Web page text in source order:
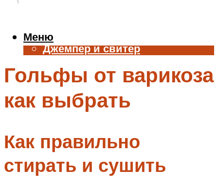
Жилет
Джемпер и свитер
Аксессуары
Меню
Меню
Гольфы от варикоза
как выбрать
Как правильно
стирать и сушить